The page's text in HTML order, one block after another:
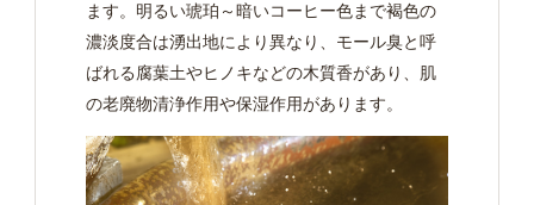
ます。明るい琥珀～暗いコーヒー色まで褐色の
濃淡度合は湧出地により異なり、モール臭と呼
ばれる腐葉土やヒノキなどの木質香があり、肌
の老廃物清浄作用や保湿作用があります。